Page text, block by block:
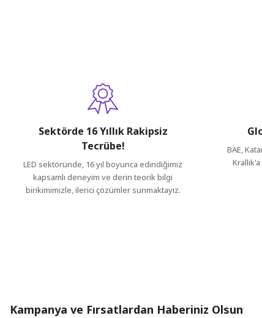
Ürün bilgilerinde hatalar bulunuyor.
Ürün fiyatı diğer sitelerden daha pahalı.
Sektörde 16 Yıllık Rakipsiz
Tecrübe!
LED sektöründe, 16 yıl boyunca edindiğimiz
kapsamlı deneyim ve derin teorik bilgi
birikimimizle, ilerici çözümler sunmaktayız.
BAE,
Kampanya ve Fırsatlardan Haberiniz Olsun